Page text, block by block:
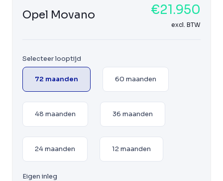
Opel Movano €21.950
excl. BTW
Selecteer looptijd
72 maanden 60 maanden
48 maanden 36 maanden
24 maanden 12 maanden
Eigen inleg